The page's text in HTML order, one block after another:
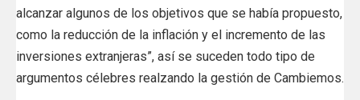
alcanzar algunos de los objetivos que se había propuesto,
como la reducción de la inflación y el incremento de las
inversiones extranjeras”, así se suceden todo tipo de
argumentos célebres realzando la gestión de Cambiemos.